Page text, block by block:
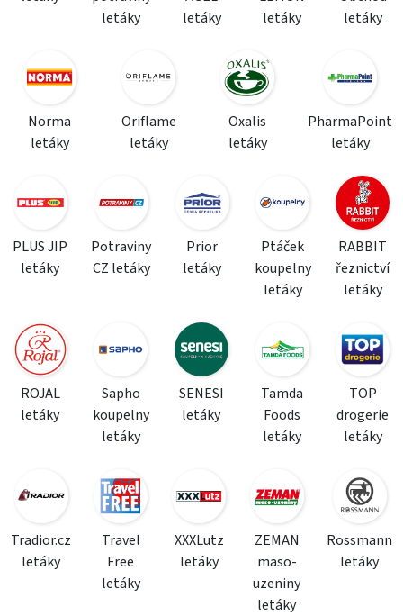
letáky
letáky
letáky
letáky
Norma
letáky
Oriflame
letáky
Oxalis
letáky
PharmaPoint
letáky
PLUS JIP
letáky
Potraviny
CZ letáky
Prior
letáky
Ptáček
koupelny
letáky
RABBIT
řeznictví
letáky
ROJAL
letáky
Sapho
koupelny
letáky
SENESI
letáky
Tamda
Foods
letáky
TOP
drogerie
letáky
Tradior.cz
letáky
Travel
Free
letáky
XXXLutz
letáky
ZEMAN
maso-
uzeniny
letáky
Rossmann
letáky